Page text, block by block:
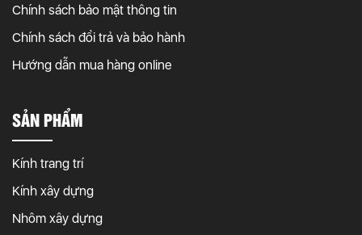
Chính sách bảo mật thông tin
Chính sách đổi trả và bảo hành
Hướng dẫn mua hàng online
SẢN PHẨM
Kính trang trí
Kính xây dựng
Nhôm xây dựng